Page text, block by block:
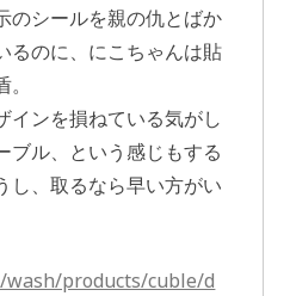
のシールを親の仇とばか
るのに、にこちゃんは貼
インを損ねている気がし
ブル、という感じもする
し、取るなら早い方がい
products/cuble/d